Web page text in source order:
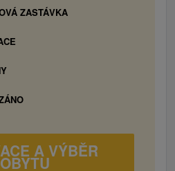
ZASTÁVKA
A VÝBĚR